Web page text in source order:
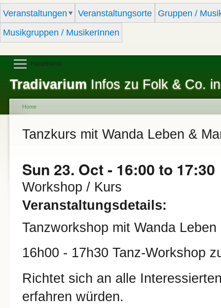
Veranstaltungen Veranstaltungsorte
Gruppen /
Musikgruppen / MusikerInnen
Tradivarium Infos zu Folk & Co.
Hauptmenü
You are here
Home
Tanzkurs mit Wanda Leben &
Sun 23. Oct - 16:00 to 17:30
Workshop / Kurs
Veranstaltungsdetails:
Tanzworkshop mit Wanda
16h00 - 17h30 Tanz-Workshop
Richtet sich an alle
erfahren würden.